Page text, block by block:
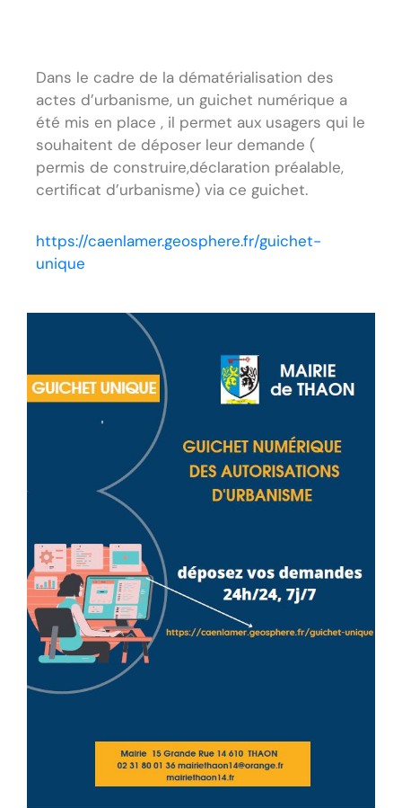
Dans le cadre de la dématérialisation des
actes d’urbanisme, un guichet numérique a
été mis en place , il permet aux usagers qui le
souhaitent de déposer leur demande (
permis de construire,déclaration préalable,
certificat d’urbanisme) via ce guichet.
https://caenlamer.geosphere.fr/guichet-
unique